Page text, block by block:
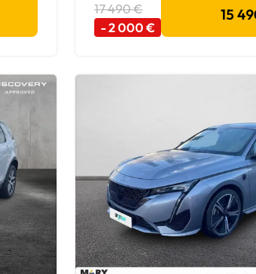
17 490 €
- 2 000 €
15